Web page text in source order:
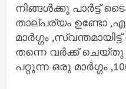
നിങ്ങൾക്കു പാർട്ട്
താല്പര്യം ഉണ്ടോ
മാർഗ്ഗം
തന്നെ വർക്ക്
പറ്റുന്ന ഒരു മാർഗ്ഗം